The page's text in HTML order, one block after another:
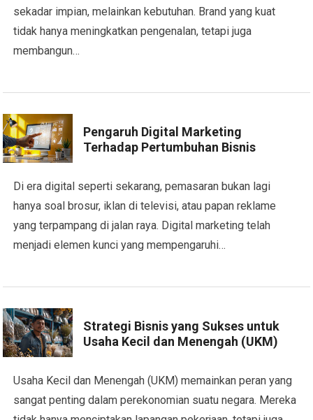
sekadar impian, melainkan kebutuhan. Brand yang kuat
tidak hanya meningkatkan pengenalan, tetapi juga
membangun…
Pengaruh Digital Marketing
Terhadap Pertumbuhan Bisnis
Di era digital seperti sekarang, pemasaran bukan lagi
hanya soal brosur, iklan di televisi, atau papan reklame
yang terpampang di jalan raya. Digital marketing telah
menjadi elemen kunci yang mempengaruhi…
Strategi Bisnis yang Sukses untuk
Usaha Kecil dan Menengah (UKM)
Usaha Kecil dan Menengah (UKM) memainkan peran yang
sangat penting dalam perekonomian suatu negara. Mereka